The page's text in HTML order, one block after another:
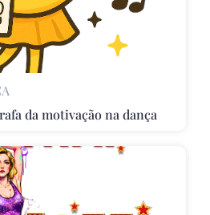
da motivação na dança